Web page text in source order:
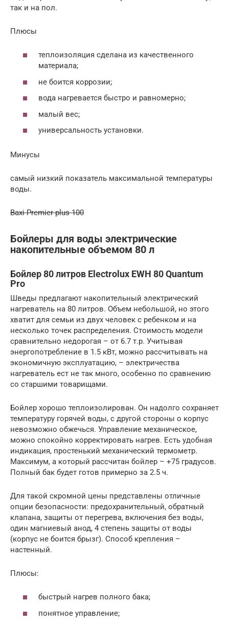
так и на пол.
Плюсы
теплоизоляция сделана из качественного
материала;
не боится коррозии;
вода нагревается быстро и равномерно;
малый вес;
универсальность установки.
Минусы
самый низкий показатель максимальной температуры
воды.
Baxi Premier plus 100
Бойлеры для воды электрические
накопительные объемом 80 л
Бойлер 80 литров Electrolux EWH 80 Quantum
Pro
Шведы предлагают накопительный электрический
нагреватель на 80 литров. Объем небольшой, но этого
хватит для семьи из двух человек с ребенком и на
несколько точек распределения. Стоимость модели
сравнительно недорогая – от 6.7 т.р. Учитывая
энергопотребление в 1.5 кВт, можно рассчитывать на
экономичную эксплуатацию, – электричества
нагреватель ест не так много, особенно по сравнению
со старшими товарищами.
Бойлер хорошо теплоизолирован. Он надолго сохраняет
температуру горячей воды, с другой стороны о корпус
невозможно обжечься. Управление механическое,
можно спокойно корректировать нагрев. Есть удобная
индикация, простенький механический термометр.
Максимум, а который рассчитан бойлер – +75 градусов.
Полный бак будет готов примерно за 2.5 ч.
Для такой скромной цены представлены отличные
опции безопасности: предохранительный, обратный
клапана, защиты от перегрева, включения без воды,
один магниевый анод, 4 степень защиты от воды
(корпус не боится брызг). Способ крепления –
настенный.
Плюсы:
быстрый нагрев полного бака;
понятное управление;